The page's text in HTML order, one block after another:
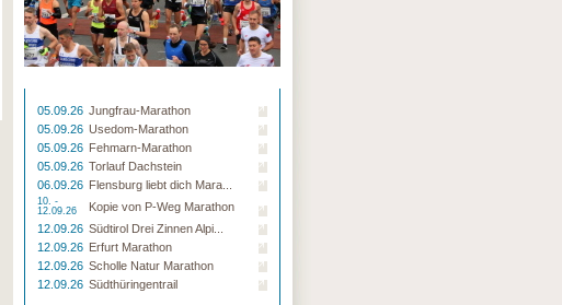
05.09.26 Jungfrau-Marathon
05.09.26 Usedom-Marathon
05.09.26 Fehmarn-Marathon
05.09.26 Torlauf Dachstein
06.09.26 Flensburg liebt dich Mara...
10. -
12.09.26
Kopie von P-Weg Marathon
12.09.26 Südtirol Drei Zinnen Alpi...
12.09.26 Erfurt Marathon
12.09.26 Scholle Natur Marathon
12.09.26 Südthüringentrail